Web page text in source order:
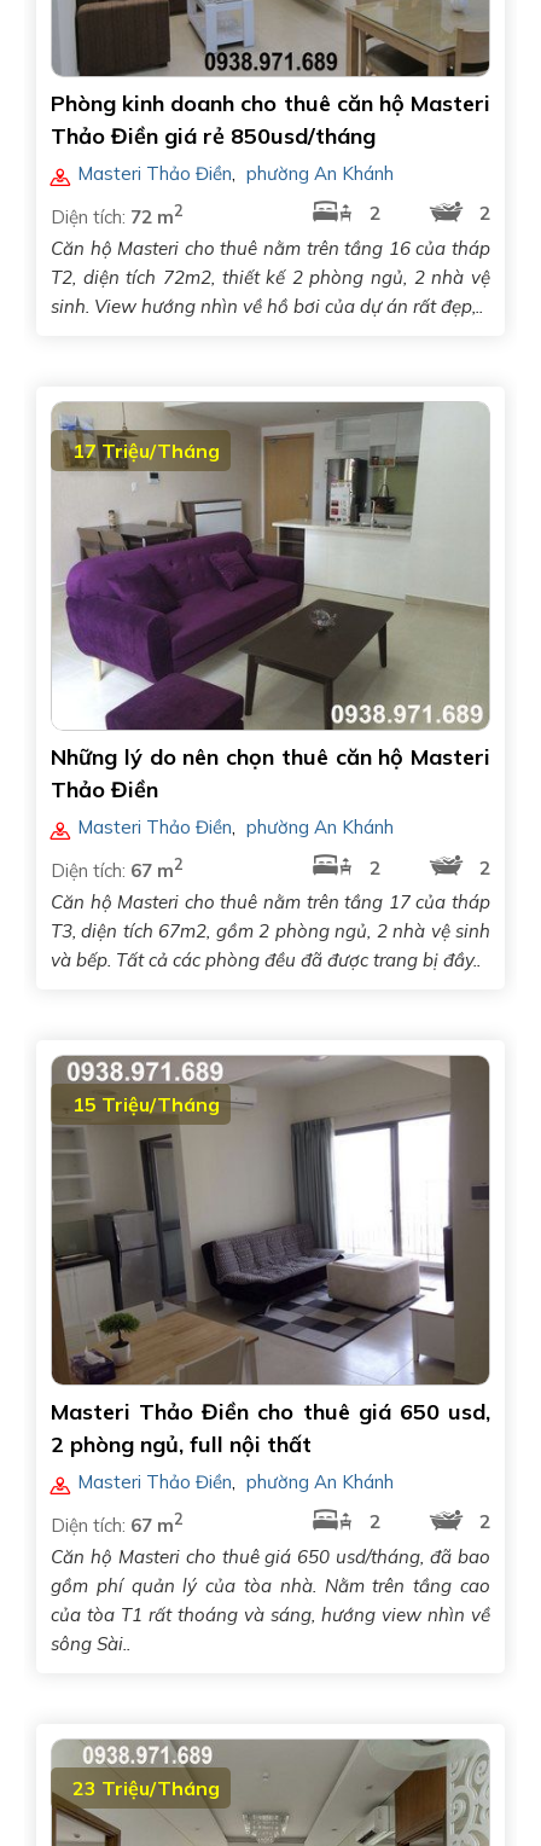
Phòng kinh doanh cho thuê căn hộ Masteri
Thảo Điền giá rẻ 850usd/tháng
Masteri Thảo Điền
phường An Khánh
Diện tích: 72 m2 2
2
Căn hộ Masteri cho thuê nằm trên tầng 16 của tháp
T2, diện tích 72m2, thiết kế 2 phòng ngủ, 2 nhà vệ
sinh. View hướng nhìn về hồ bơi của dự án rất đẹp,..
17 Triệu/Tháng
Những lý do nên chọn thuê căn hộ Masteri
Thảo Điền
Masteri Thảo Điền, phường An Khánh
Diện tích: 67 m2 2
2
Căn hộ Masteri cho thuê nằm trên tầng 17 của tháp
T3, diện tích 67m2, gồm 2 phòng ngủ, 2 nhà vệ sinh
và bếp. Tất cả các phòng đều đã được trang bị đầy..
15 Triệu/Tháng
Masteri Thảo Điền cho thuê giá 650 usd,
2 phòng ngủ, full nội thất
Masteri Thảo Điền
phường An Khánh
Diện tích: 67 m2 2
2
Căn hộ Masteri cho thuê giá 650 usd/tháng, đã bao
gồm phí quản lý của tòa nhà. Nằm trên tầng cao
của tòa T1 rất thoáng và sáng, hướng view nhìn về
sông Sài..
23 Triệu/Tháng